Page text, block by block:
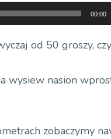
00:00
od 50 groszy, czy
wysiew nasion
zobaczymy